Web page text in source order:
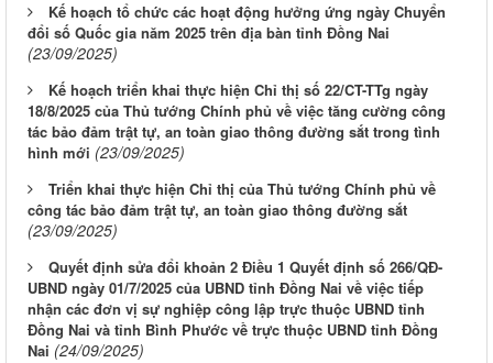
Kế hoạch tổ chức các hoạt động hưởng ứng ngày Chuyển
đổi số Quốc gia năm 2025 trên địa bàn tỉnh Đồng Nai
(23/09/2025)
Kế hoạch triển khai thực hiện Chỉ thị số 22/CT-TTg ngày
18/8/2025 của Thủ tướng Chính phủ về việc tăng cường công
tác bảo đảm trật tự, an toàn giao thông đường sắt trong tình
hình mới (23/09/2025)
Triển khai thực hiện Chỉ thị của Thủ tướng Chính phủ về
công tác bảo đảm trật tự, an toàn giao thông đường sắt
(23/09/2025)
Quyết định sửa đổi khoản 2 Điều 1 Quyết định số 266/QĐ-
UBND ngày 01/7/2025 của UBND tỉnh Đồng Nai về việc tiếp
nhận các đơn vị sự nghiệp công lập trực thuộc UBND tỉnh
Đồng Nai và tỉnh Bình Phước về trực thuộc UBND tỉnh Đồng
Nai (24/09/2025)